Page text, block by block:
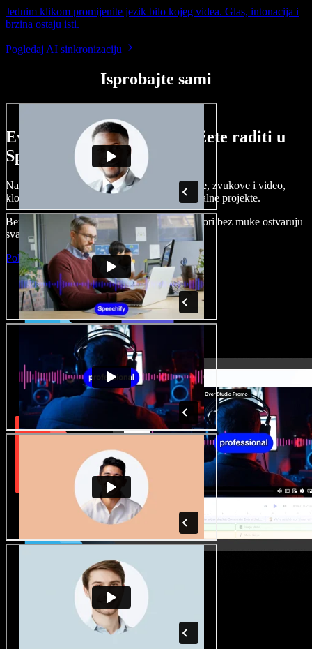
Jednim klikom promijenite jezik bilo kojeg videa. Glas, intonacija i
brzina ostaju isti.
Pogledaj AI sinkronizaciju
Isprobajte sami
Evo malog pregleda što možete raditi u
Speechify Studiju.
Napravite voice overe, dodajte besplatne slike, zvukove i video,
klonirajte svoj glas i složite sjajne audio-vizualne projekte.
Bez učenja i sve dostupno u pregledniku, autori bez muke ostvaruju
svaku kreativnu ideju.
Pokreni Studio